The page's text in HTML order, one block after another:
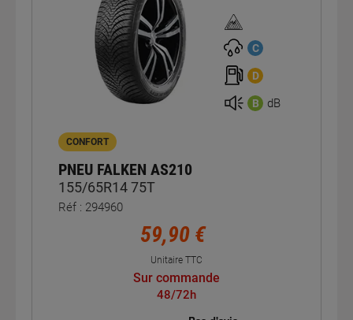
Homologation
verglas
C
D
B dB
CONFORT
PNEU FALKEN AS210
155/65R14 75T
Réf : 294960
59,90 €
Unitaire TTC
Sur commande
48/72h